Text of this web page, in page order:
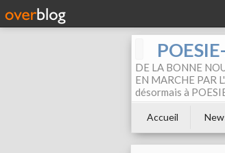
DE LA BONNE
EN MARCHE PAR
désormais à
Accueil